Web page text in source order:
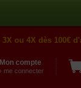
3X ou 4X dès 100€
Mon compte
› me connecter